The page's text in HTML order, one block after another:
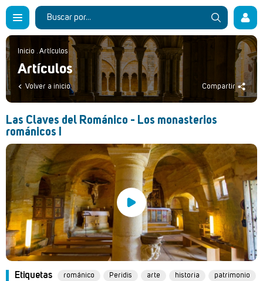
Inicio . Artículos
Artículos
Volver a inicio Compartir
Las Claves del Románico - Los monasterios
románicos I
Etiquetas románico Peridis arte historia
patrimonio